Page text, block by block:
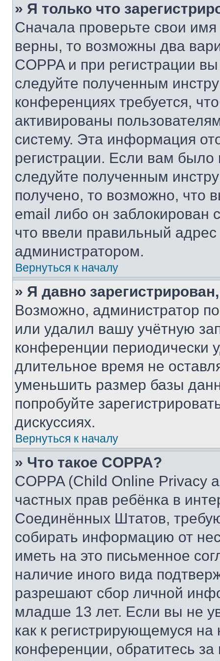
» Я только что
Сначала проверьте свои
верны, то возможны два
COPPA и при регистрации
следуйте полученным
конференциях требуется,
активированы
систему. Эта информация
регистрации. Если вам
следуйте полученным
получено, то возможно, что
email либо он
что ввели правильный адрес
администратором.
Вернуться к началу
» Я давно
Возможно, администратор
или удалил вашу учётную
конференции периодически
длительное время не
уменьшить размер базы
попробуйте
дискуссиях.
Вернуться к началу
» Что такое COPPA?
COPPA (Child Online Privacy
частных прав ребёнка в
Соединённых Штатов,
собирать информацию от
иметь на это письменное
наличие иного вида
разрешают сбор личной
младше 13 лет. Если вы не
как к регистрирующемуся
конференции, обратитесь